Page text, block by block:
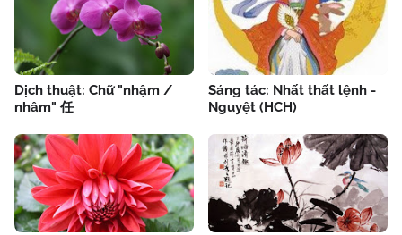
Dịch thuật: Chữ "nhậm /
nhâm" 任
Sáng tác: Nhất thất lệnh -
Nguyệt (HCH)